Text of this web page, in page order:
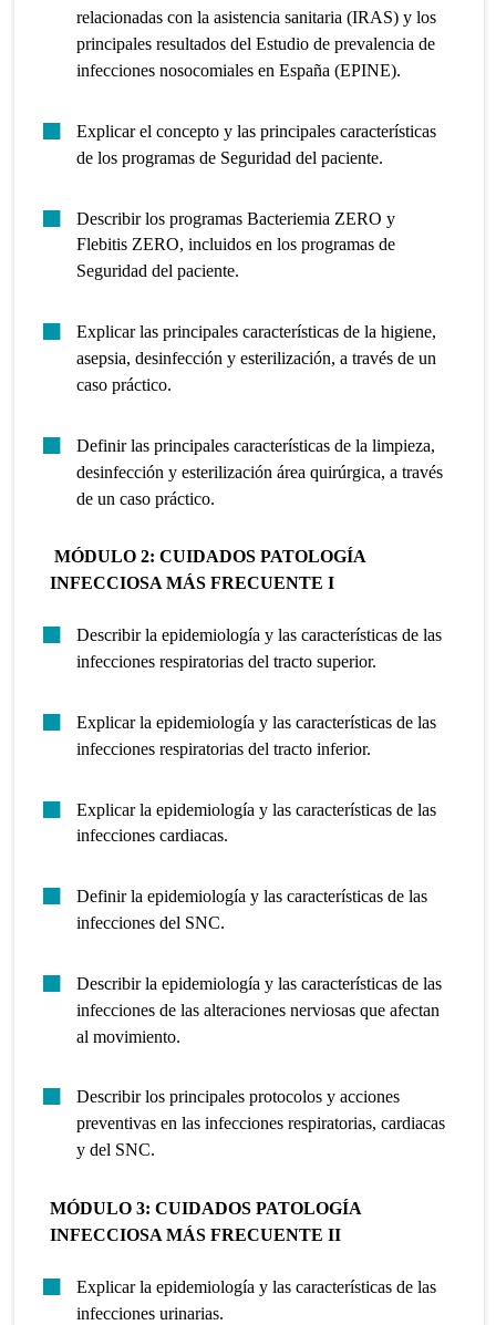
relacionadas con la asistencia sanitaria (IRAS) y los
principales resultados del Estudio de prevalencia de
infecciones nosocomiales en España (EPINE).
Explicar el concepto y las principales características
de los programas de Seguridad del paciente.
Describir los programas Bacteriemia ZERO y
Flebitis ZERO, incluidos en los programas de
Seguridad del paciente.
Explicar las principales características de la higiene,
asepsia, desinfección y esterilización, a través de un
caso práctico.
Definir las principales características de la limpieza,
desinfección y esterilización área quirúrgica, a través
de un caso práctico.
MÓDULO 2: CUIDADOS PATOLOGÍA
INFECCIOSA MÁS FRECUENTE I
Describir la epidemiología y las características de las
infecciones respiratorias del tracto superior.
Explicar la epidemiología y las características de las
infecciones respiratorias del tracto inferior.
Explicar la epidemiología y las características de las
infecciones cardiacas.
Definir la epidemiología y las características de las
infecciones del SNC.
Describir la epidemiología y las características de las
infecciones de las alteraciones nerviosas que afectan
al movimiento.
Describir los principales protocolos y acciones
preventivas en las infecciones respiratorias, cardiacas
y del SNC.
MÓDULO 3: CUIDADOS PATOLOGÍA
INFECCIOSA MÁSFRECUENTE II
Explicar la epidemiología y las características de las
infecciones urinarias.